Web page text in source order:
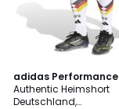
adidas Performance
Authentic Heimshort
Deutschland,
4,9
/ 5